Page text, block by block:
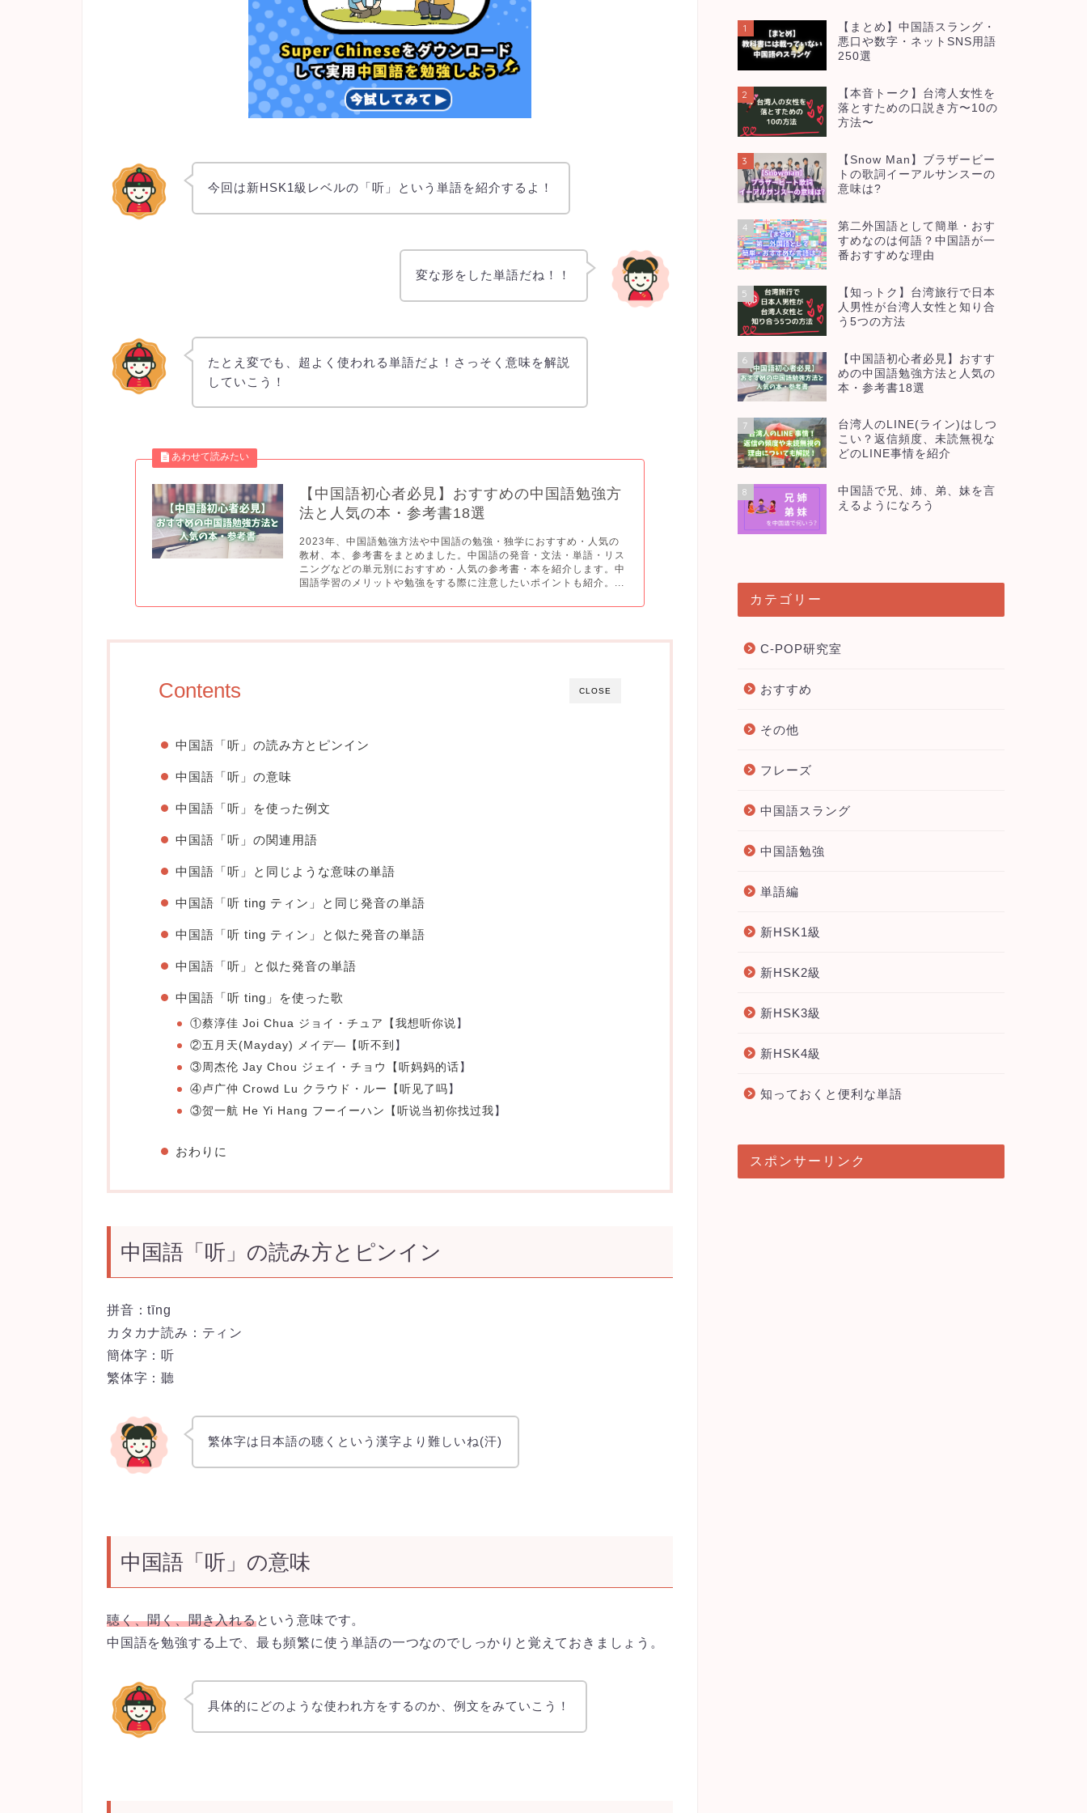
今回は新HSK1級レベルの「听」という単語を紹介するよ！
変な形をした単語だね！！
たとえ変でも、超よく使われる単語だよ！さっそく意味を解説
していこう！
【中国語初心者必見】おすすめの中国語勉強方
法と人気の本・参考書18選
2023年、中国語勉強方法や中国語の勉強・独学におすすめ・人気の
教材、本、参考書をまとめました。中国語の発音・文法・単語・リス
ニングなどの単元別におすすめ・人気の参考書・本を紹介します。中
国語学習のメリットや勉強をする際に注意したいポイントも紹介。...
CLOSE
Contents
中国語「听」の読み方とピンイン
中国語「听」の意味
中国語「听」を使った例文
中国語「听」の関連用語
中国語「听」と同じような意味の単語
中国語「听 ting ティン」と同じ発音の単語
中国語「听 ting ティン」と似た発音の単語
中国語「听」と似た発音の単語
中国語「听 ting」を使った歌
①蔡淳佳 Joi Chua ジョイ・チュア【我想听你说 】
②五月天(Mayday) メイデ―【听不到 】
③周杰伦 Jay Chou ジェイ・チョウ【听妈妈的话 】
④卢广仲 Crowd Lu クラウド・ルー【听见了吗 】
③贺一航 He Yi Hang フーイーハン【听说当初你找过我 】
おわりに
中国語「听」の読み方とピンイン
拼音：tīng
カタカナ読み：ティン
簡体字：听
繁体字：聽
繁体字は日本語の聴くという漢字より難しいね(汗)
中国語「听」の意味
聴く、聞く、聞き入れるという意味です。
中国語を勉強する上で、最も頻繁に使う単語の一つなのでしっかりと覚えておきましょう。
具体的にどのような使われ方をするのか、例文をみていこう！
1
【まとめ】中国語スラング・
悪口や数字・ネットSNS用語
250選
2
【本音トーク】台湾人女性を
落とすための口説き方〜10の
方法〜
3
【Snow Man】ブラザービー
トの歌詞イーアルサンスーの
意味は?
4
第二外国語として簡単・おす
すめなのは何語？中国語が一
番おすすめな理由
5
【知っトク】台湾旅行で日本
人男性が台湾人女性と知り合
う5つの方法
6
【中国語初心者必見】おすす
めの中国語勉強方法と人気の
本・参考書18選
7
台湾人のLINE(ライン)はしつ
こい？返信頻度、未読無視な
どのLINE事情を紹介
8
中国語で兄、姉、弟、妹を言
えるようになろう
カテゴリー
C-POP研究室
おすすめ
その他
フレーズ
中国語スラング
中国語勉強
単語編
新HSK1級
新HSK2級
新HSK3級
新HSK4級
知っておくと便利な単語
スポンサーリンク